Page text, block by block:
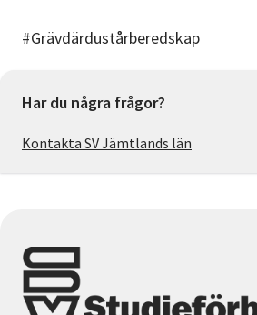
#Grävdärdustårberedskap
Har du några frågor?
Kontakta SV Jämtlands län